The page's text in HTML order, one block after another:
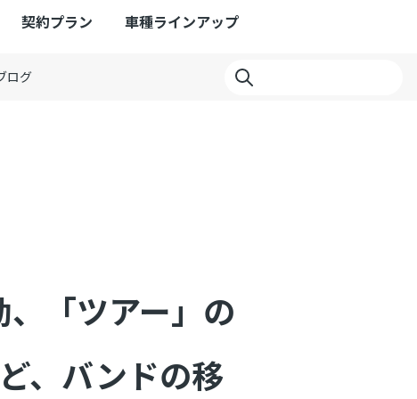
契約プラン 車種ラインアップ
ログ
「ツアー」の
、バンドの移